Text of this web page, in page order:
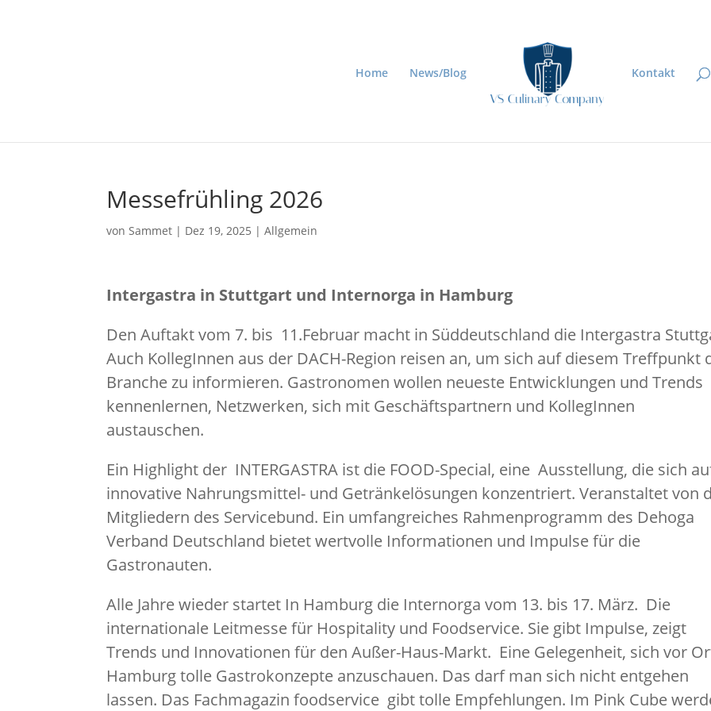
Home News/Blog Kontakt
Messefrühling 2026
vonSammet | Dez 19, 2025 |Allgemein
Intergastra in Stuttgart und Internorga in Hamburg
Den Auftakt vom 7. bis 11.Februar macht in Süddeutschland die Intergastra
Auch KollegInnen aus der DACH-Region reisen an, um sich auf diesem Treffpunkt
Branche zu informieren. Gastronomen wollen neueste Entwicklungen und Trends
kennenlernen, Netzwerken, sich mit Geschäftspartnern und KollegInnen
austauschen.
Ein Highlight der INTERGASTRA ist die FOOD-Special, eine Ausstellung, die sich
innovative Nahrungsmittel- und Getränkelösungen konzentriert. Veranstaltet von
Mitgliedern des Servicebund. Ein umfangreiches Rahmenprogramm des Dehoga
Verband Deutschland bietet wertvolle Informationen und Impulse für die
Gastronauten.
Alle Jahre wieder startet In Hamburg die Internorga vom 13. bis 17. März. Die
internationale Leitmesse für Hospitality und Foodservice. Sie gibt Impulse, zeigt
Trends und Innovationen für den Außer-Haus-Markt. Eine Gelegenheit, sich vor
Hamburg tolle Gastrokonzepte anzuschauen. Das darf man sich nicht entgehen
lassen. Das Fachmagazin foodservice gibt tolle Empfehlungen. Im Pink Cube